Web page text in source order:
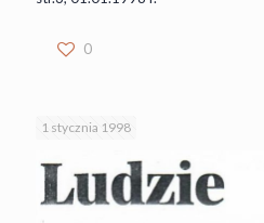
0
1 stycznia 1998